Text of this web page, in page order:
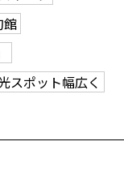
館
ポット幅広く